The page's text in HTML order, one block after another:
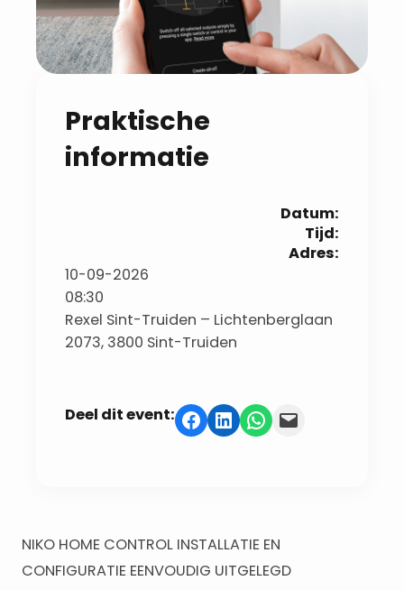
Praktische
informatie
Datum:
Tijd:
Adres:
10-09-2026
08:30
Rexel Sint-Truiden – Lichtenberglaan
2073, 3800 Sint-Truiden
Deel dit event: Delen op Facebook Delen op LinkedIn Delen via WhatsApp Deze pagina e-mailen
NIKO HOME CONTROL INSTALLATIE EN
CONFIGURATIE EENVOUDIG UITGELEGD